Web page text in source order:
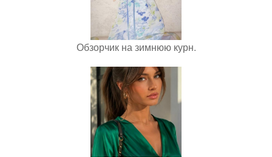
Обзорчик на зимнюю курн.